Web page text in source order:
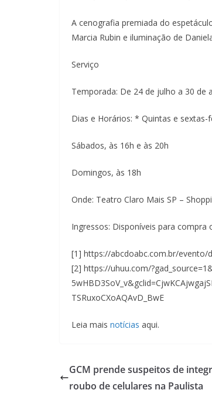
A cenografia premiada do
Marcia Rubin e iluminação de
Serviço
Temporada: De 24 de julho a 30 de
Dias e Horários: * Quintas e sextas-
Sábados, às 16h e às 20h
Domingos, às 18h
Onde: Teatro Claro Mais SP –
Ingressos: Disponíveis para
[1] https://abcdoabc.com.br/evento/
[2] https://uhuu.com/
TSRuxoCXoAQAvD_BwE
Leia mais notícias aqui.
GCM prende suspeitos de
roubo de celulares na Paulista